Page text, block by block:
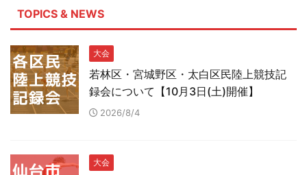
TOPICS & NEWS
大会
若林区・宮城野区・太白区民陸上競技記
録会について【10月3日(土)開催】
2026/8/4
大会